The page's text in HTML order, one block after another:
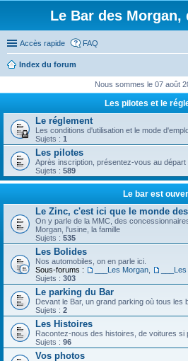
Le Bar des Morgan,
Accès rapide FAQ
Index du forum
Nous sommes le 07 août
Les pilotes et le
Le réglement
Les conditions d'utilisation et le mode
Sujets : 1
Les pilotes
Après inscription, présentez-vous au départ
Sujets : 589
Le bar est
Le Zinc, c'est ici que le monde
On y parle de la MMC, des
Morgan, l'usine, la famille
Sujets : 535
Les Bolides
Nos automobiles, on en parle ici.
Sous-forums :
___Les Morgan
Sujets : 303
Le parking du Bar
Devant le Bar, un grand parking où tous les
Sujets : 2
Les Histoires
Racontez-nous des histoires, de voitures si
Sujets : 96
Vos photos